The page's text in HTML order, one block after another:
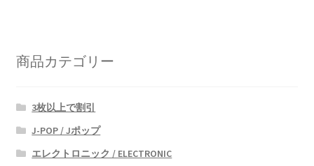
商品カテゴリー
3枚以上で割引
J-POP / Jポップ
エレクトロニック / ELECTRONIC